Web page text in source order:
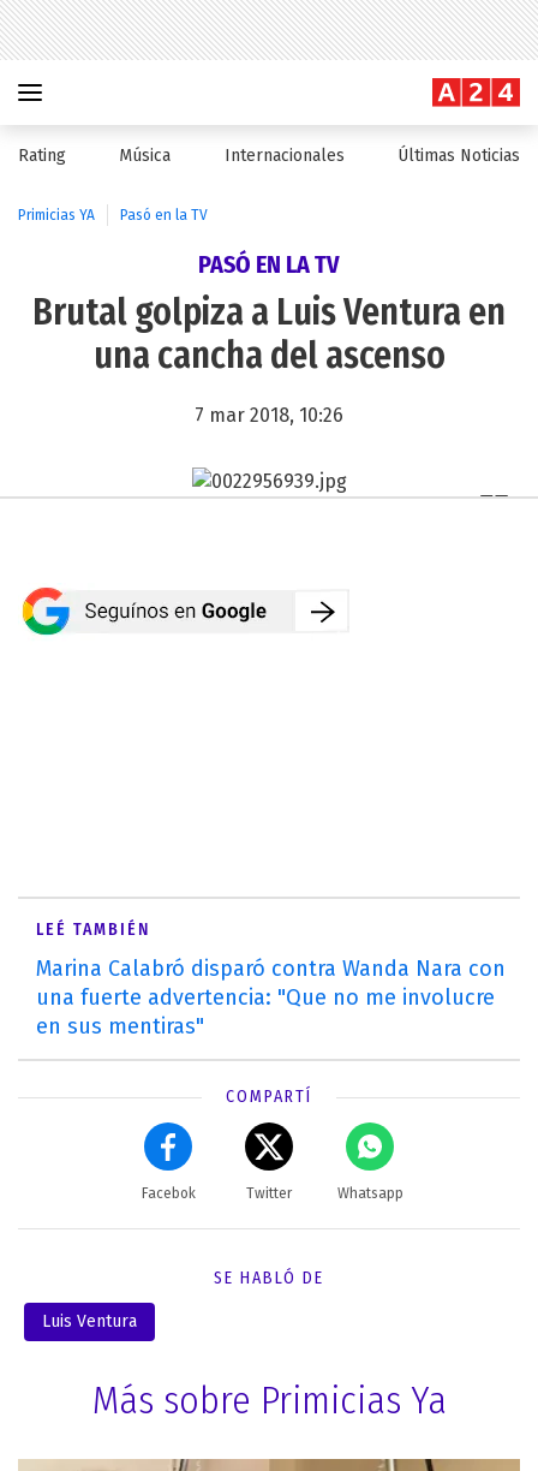
Rating Música Internacionales Últimas Noticias
Primicias YA Pasó en la TV
PASÓ EN LA TV
Brutal golpiza a Luis Ventura en
una cancha del ascenso
7 mar 2018, 10:26
LEÉ TAMBIÉN
Marina Calabró disparó contra Wanda Nara con
una fuerte advertencia: "Que no me involucre
en sus mentiras"
COMPARTÍ
Facebok Twitter Whatsapp
SE HABLÓ DE
Luis Ventura
Más sobre Primicias Ya